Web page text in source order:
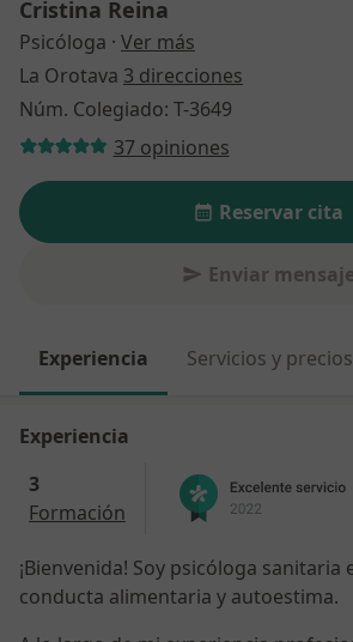
Cristina Reina
Psicóloga · Ver más
La Orotava 3 direcciones
Núm. Colegiado: T-3649
37 opiniones
Reservar cita
Enviar mensaje
Experiencia Servicios y precios
Experiencia
3
Formación
¡Bienvenida! Soy psicóloga sanitaria
conducta alimentaria y autoestima.